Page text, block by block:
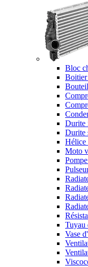
Bloc
Boitier
Durite
Durite
Hélice
Moto
Tuyau
Vase